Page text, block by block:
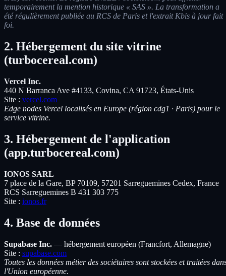
temporairement la mention historique « SAS ». La transformation a
été régulièrement publiée au RCS de Paris et l'extrait Kbis à jour fait
foi.
2. Hébergement du site vitrine
(turbocereal.com)
Vercel Inc.
440 N Barranca Ave #4133, Covina, CA 91723, États-Unis
Site : vercel.com
Edge nodes Vercel localisés en Europe (région cdg1 · Paris) pour le
service vitrine.
3. Hébergement de l'application
(app.turbocereal.com)
IONOS SARL
7 place de la Gare, BP 70109, 57201 Sarreguemines Cedex, France
RCS Sarreguemines B 431 303 775
Site : ionos.fr
4. Base de données
Supabase Inc. — hébergement européen (Francfort, Allemagne)
Site : supabase.com
Toutes les données métier des sociétaires sont stockées et traitées
l'Union européenne.